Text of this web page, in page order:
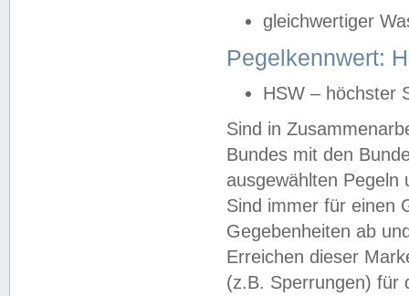
gleichwertiger
Pegelkennwert:
HSW – höchster
Sind in
Bundes mit den
ausgewählten
Sind immer für einen
Gegebenheiten ab
Erreichen dieser
(z.B. Sperrungen) für